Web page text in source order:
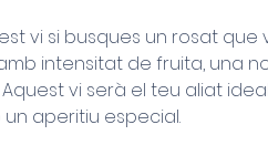
vi si busques un rosat que
intensitat de fruita, una
vi serà el teu aliat
aperitiu especial.